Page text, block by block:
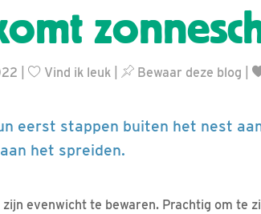
| Vind ik leuk Bewaar deze blog
eerst stappen buiten het nest
het spreiden.
evenwicht te bewaren. Prachtig om te